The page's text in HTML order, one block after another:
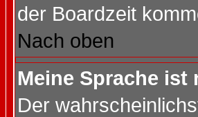
der Boardzeit
Nach oben
Meine Sprache
Der